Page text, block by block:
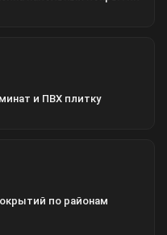
и ПВХ плитку
по районам